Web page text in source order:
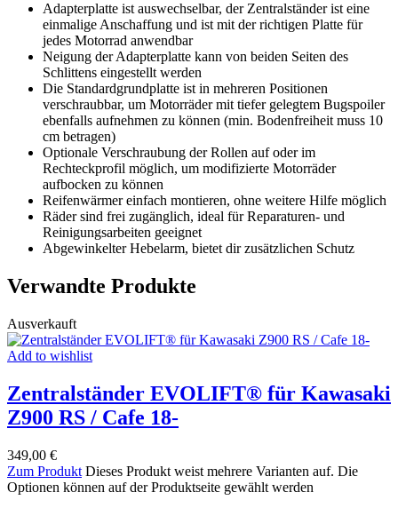
Adapterplatte ist auswechselbar, der Zentralständer ist eine
einmalige Anschaffung und ist mit der richtigen Platte für
jedes Motorrad anwendbar
Neigung der Adapterplatte kann von beiden Seiten des
Schlittens eingestellt werden
Die Standardgrundplatte ist in mehreren Positionen
verschraubbar, um Motorräder mit tiefer gelegtem Bugspoiler
ebenfalls aufnehmen zu können (min. Bodenfreiheit muss 10
cm betragen)
Optionale Verschraubung der Rollen auf oder im
Rechteckprofil möglich, um modifizierte Motorräder
aufbocken zu können
Reifenwärmer einfach montieren, ohne weitere Hilfe möglich
Räder sind frei zugänglich, ideal für Reparaturen- und
Reinigungsarbeiten geeignet
Abgewinkelter Hebelarm, bietet dir zusätzlichen Schutz
Verwandte Produkte
Ausverkauft
Add to wishlist
Zentralständer EVOLIFT® für Kawasaki
Z900 RS / Cafe 18-
349,00 €
Zum Produkt Dieses Produkt weist mehrere Varianten auf. Die
Optionen können auf der Produktseite gewählt werden